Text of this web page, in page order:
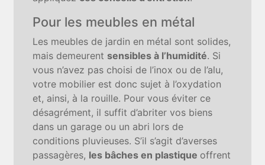
Pour les meubles en métal
Les meubles de jardin en métal sont solides,
mais demeurent sensibles à l’humidité. Si
vous n’avez pas choisi de l’inox ou de l’alu,
votre mobilier est donc sujet à l’oxydation
et, ainsi, à la rouille. Pour vous éviter ce
désagrément, il suffit d’abriter vos biens
dans un garage ou un abri lors de
conditions pluvieuses. S’il s’agit d’averses
passagères, les bâches en plastique offrent